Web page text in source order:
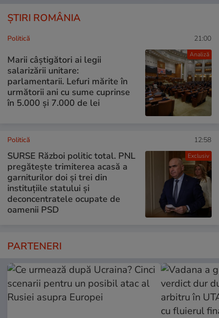
ȘTIRI ROMÂNIA
Analiză
Politică 21:00
Marii câștigători ai legii
salarizării unitare:
parlamentarii. Lefuri mărite în
următorii ani cu sume cuprinse
în 5.000 și 7.000 de lei
Exclusiv
Politică 12:58
SURSE Război politic total. PNL
pregătește trimiterea acasă a
garniturilor doi și trei din
instituțiile statului și
deconcentratele ocupate de
oamenii PSD
PARTENERI